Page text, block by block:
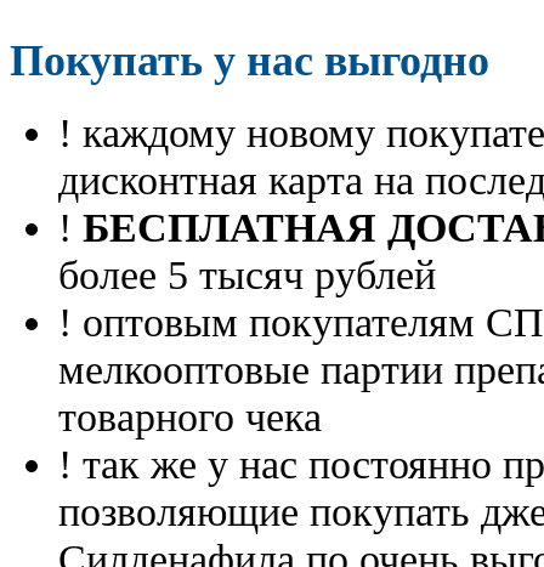
Покупать у нас выгодно
! каждому новому
дисконтная карта на
! БЕСПЛАТНАЯ
более 5 тысяч рублей
! оптовым покупателям
мелкооптовые партии
товарного чека
! так же у нас постоянно
позволяющие покупать